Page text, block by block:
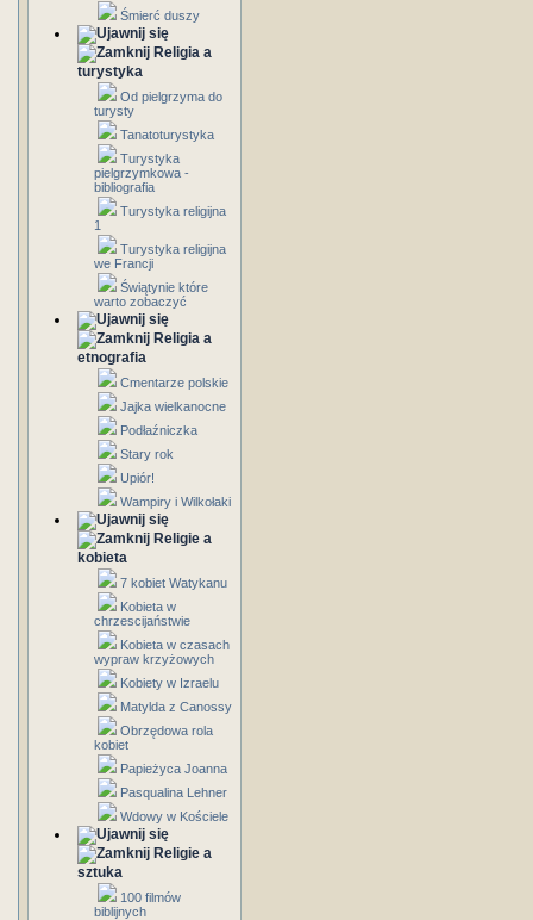
Śmierć duszy
Religia a
turystyka
Od pielgrzyma do
turysty
Tanatoturystyka
Turystyka
pielgrzymkowa -
bibliografia
Turystyka religijna
1
Turystyka religijna
we Francji
Świątynie które
warto zobaczyć
Religia a
etnografia
Cmentarze polskie
Jajka wielkanocne
Podłaźniczka
Stary rok
Upiór!
Wampiry i Wilkołaki
Religie a
kobieta
7 kobiet Watykanu
Kobieta w
chrzescijaństwie
Kobieta w czasach
wypraw krzyżowych
Kobiety w Izraelu
Matylda z Canossy
Obrzędowa rola
kobiet
Papieżyca Joanna
Pasqualina Lehner
Wdowy w Kościele
Religie a
sztuka
100 filmów
biblijnych